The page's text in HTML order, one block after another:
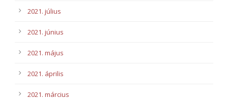
2021. július
2021. június
2021. május
2021. április
2021. március